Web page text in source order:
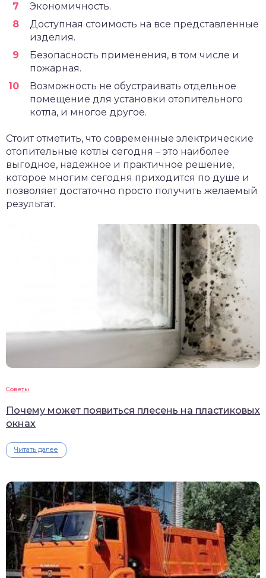
Экономичность.
Доступная стоимость на все представленные
изделия.
Безопасность применения, в том числе и
пожарная.
Возможность не обустраивать отдельное
помещение для установки отопительного
котла, и многое другое.
Стоит отметить, что современные электрические
отопительные котлы сегодня – это наиболее
выгодное, надежное и практичное решение,
которое многим сегодня приходится по душе и
позволяет достаточно просто получить желаемый
результат.
Советы
Почему может появиться плесень на пластиковых
окнах
Читать далее